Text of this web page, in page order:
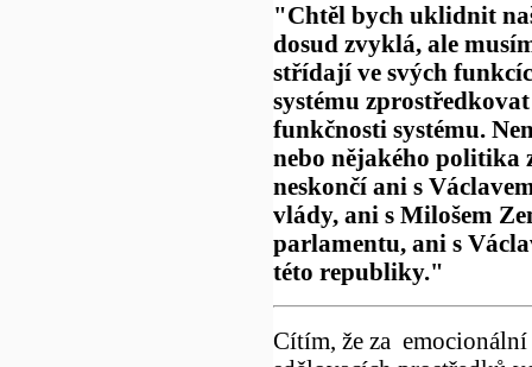
"Chtěl bych uklidnit
dosud zvyklá, ale
střídají ve svých
systému
funkčnosti systému.
nebo nějakého politika
neskončí ani s
vlády, ani s Milošem
parlamentu, ani s
této republiky."
Cítím, že za